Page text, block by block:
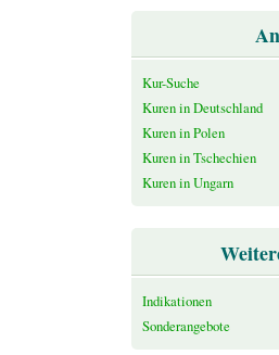
Kur-Suche
Kuren in Deutschland
Kuren in Polen
Kuren in Tschechien
Kuren in Ungarn
Indikationen
Sonderangebote